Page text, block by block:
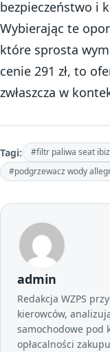
bezpieczeństwo i
Wybierając te
które sprosta
cenie 291 zł, to
zwłaszcza w
Tagi: #filtr paliwa seat
#podgrzewacz wody
admin
Redakcja WZPS
kierowców,
samochodowe pod
opłacalności